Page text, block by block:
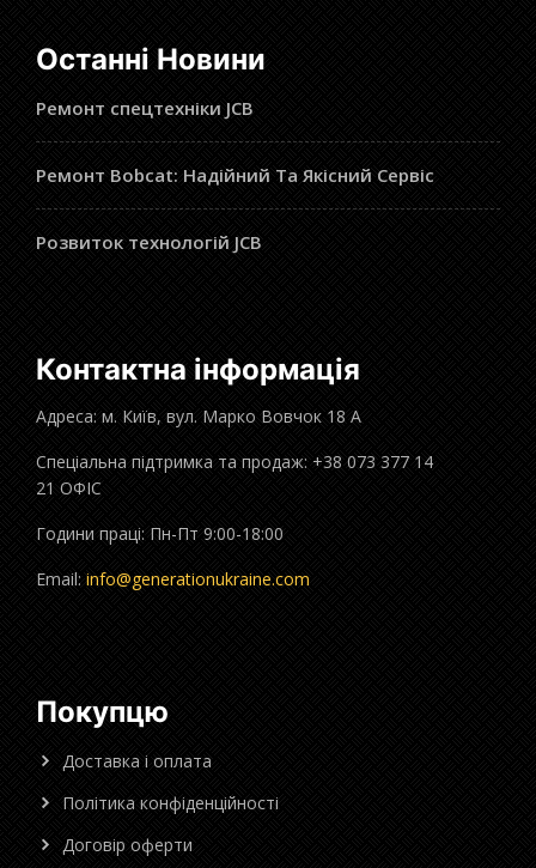
Останні Новини
Ремонт спецтехніки JCB
Ремонт Bobcat: Надійний Та Якісний Сервіс
Розвиток технологій JCB
Контактна інформація
Адреса: м. Київ, вул. Марко Вовчок 18 А
Спеціальна підтримка та продаж: +38 073 377 14
21 ОФІС
Години праці: Пн-Пт 9:00-18:00
Email: info@generationukraine.com
Покупцю
Доставка і оплата
Політика конфіденційності
Договір оферти